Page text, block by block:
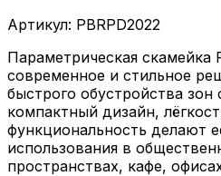
Параметрические
Параметрические
Параметрические
Параметрические
Параметрические
Параметрические
Параметрические
Проекты
О компании
Артикул: PBRPD2022
Параметрическая скамейка
современное и стильное
быстрого обустройства зон
компактный дизайн,
функциональность делают
использования в
пространствах, кафе,